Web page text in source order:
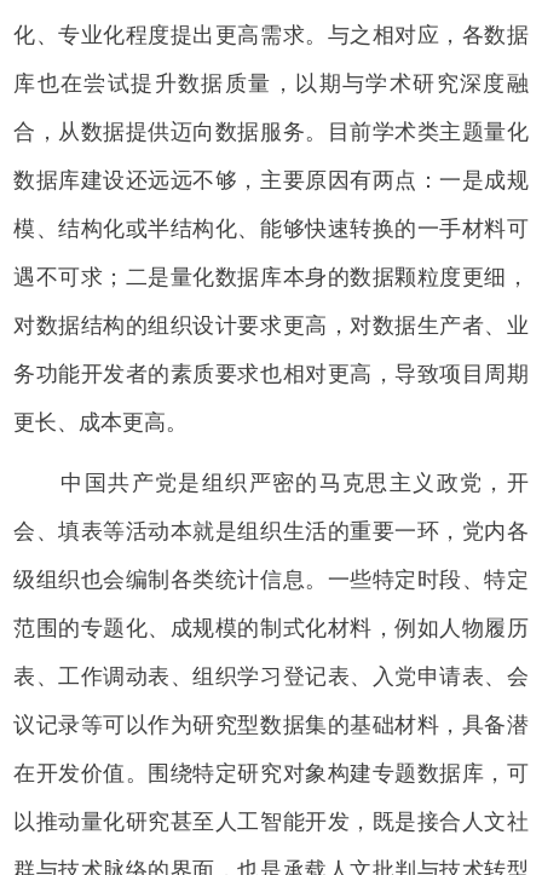
化、专业化程度提出更高需求。与之相对应，各数据
库也在尝试提升数据质量，以期与学术研究深度融
合，从数据提供迈向数据服务。目前学术类主题量化
数据库建设还远远不够，主要原因有两点：一是成规
模、结构化或半结构化、能够快速转换的一手材料可
遇不可求；二是量化数据库本身的数据颗粒度更细，
对数据结构的组织设计要求更高，对数据生产者、业
务功能开发者的素质要求也相对更高，导致项目周期
更长、成本更高。
中国共产党是组织严密的马克思主义政党，开
会、填表等活动本就是组织生活的重要一环，党内各
级组织也会编制各类统计信息。一些特定时段、特定
范围的专题化、成规模的制式化材料，例如人物履历
表、工作调动表、组织学习登记表、入党申请表、会
议记录等可以作为研究型数据集的基础材料，具备潜
在开发价值。围绕特定研究对象构建专题数据库，可
以推动量化研究甚至人工智能开发，既是接合人文社
群与技术脉络的界面，也是承载人文批判与技术转型